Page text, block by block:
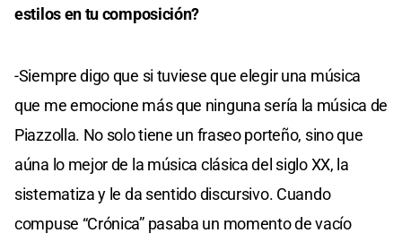
estilos en tu composición?
-Siempre digo que si tuviese que elegir una música
que me emocione más que ninguna sería la música de
Piazzolla. No solo tiene un fraseo porteño, sino que
aúna lo mejor de la música clásica del siglo XX, la
sistematiza y le da sentido discursivo. Cuando
compuse “Crónica” pasaba un momento de vacío